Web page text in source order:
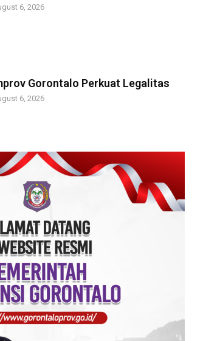
6, 2026
Gorontalo Perkuat Legalitas
6, 2026